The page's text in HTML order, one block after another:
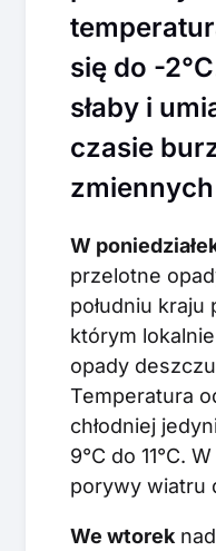
się do -
słaby i
czasie
W
przelotne
południu kraju
którym
opady
Temperatura
chłodniej
9°C do 11°C.
porywy wiatru
We wtorek